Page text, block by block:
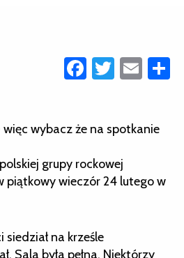
Facebook
Twitter
Email
więc wybacz że na spotkanie
grupy rockowej
piątkowy wieczór 24 lutego w
na krześle
Sala była pełna. Niektórzy